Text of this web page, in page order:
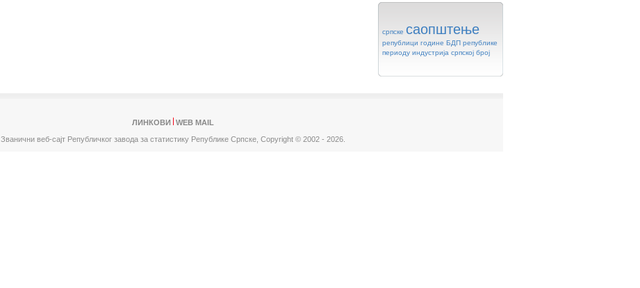
српске саопштење
републици године БДП републике
периоду индустрија српској број
ЛИНКОВИ
WEB MAIL
Званични веб-сајт Републичког завода за статистику Републике Српске, Copyright © 2002 - 2026.